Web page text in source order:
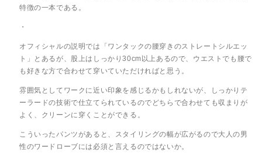
特徴の一本である。
・
オフィシャルの説明では「ワンタックの腰穿きのストレートシルエッ
ト」とあるが、股上はしっかり30cm以上あるので、ウエストでも腰で
も好きな方で合わせて穿いていただければと思う。
雰囲気としてワークに近い印象を感じるかもしれないが、しっかりテ
ーラードの技術で仕立てられているのでどちらで合わせても収まりが
よく、クリーンに穿くことができる。
こういったパンツがあると、スタイリングの幅が広がるので大人の男
性のワードローブには必須と言えるのではないか。